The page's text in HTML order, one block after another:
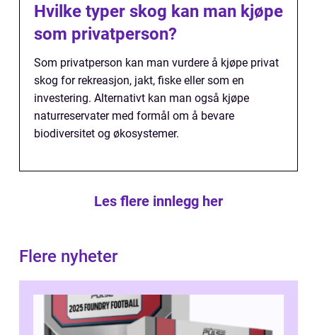
Hvilke typer skog kan man kjøpe
som privatperson?
Som privatperson kan man vurdere å kjøpe privat
skog for rekreasjon, jakt, fiske eller som en
investering. Alternativt kan man også kjøpe
naturreservater med formål om å bevare
biodiversitet og økosystemer.
Les flere innlegg her
Flere nyheter